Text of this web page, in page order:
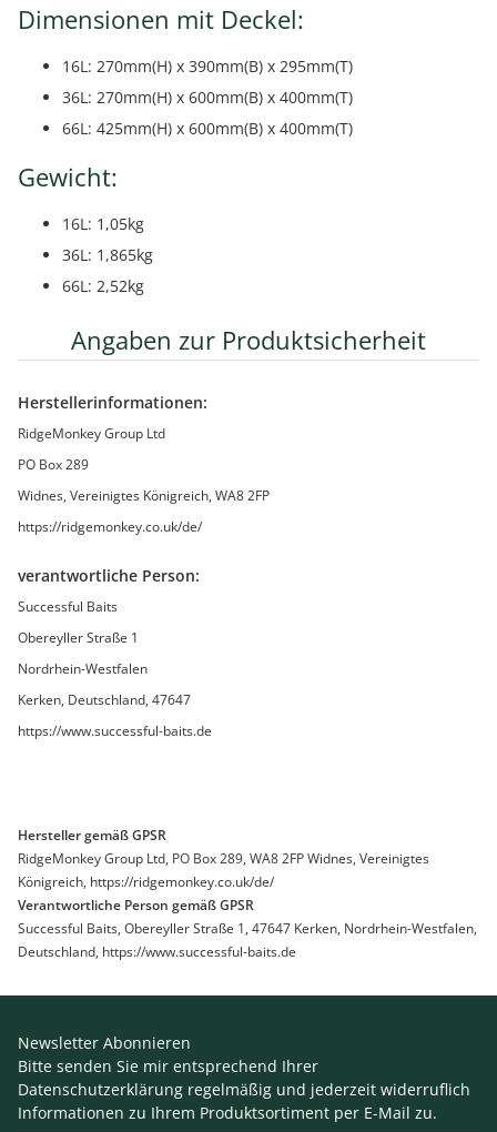
Dimensionen mit Deckel:
16L: 270mm(H) x 390mm(B) x 295mm(T)
36L: 270mm(H) x 600mm(B) x 400mm(T)
66L: 425mm(H) x 600mm(B) x 400mm(T)
Gewicht:
16L: 1,05kg
36L: 1,865kg
66L: 2,52kg
Angaben zur Produktsicherheit
Herstellerinformationen:
RidgeMonkey Group Ltd
PO Box 289
Widnes, Vereinigtes Königreich, WA8 2FP
https://ridgemonkey.co.uk/de/
verantwortliche Person:
Successful Baits
Obereyller Straße 1
Nordrhein-Westfalen
Kerken, Deutschland, 47647
https://www.successful-baits.de
Hersteller gemäß GPSR
RidgeMonkey Group Ltd, PO Box 289, WA8 2FP Widnes, Vereinigtes
Königreich, https://ridgemonkey.co.uk/de/
Verantwortliche Person gemäß GPSR
Successful Baits, Obereyller Straße 1, 47647 Kerken, Nordrhein-Westfalen,
Deutschland, https://www.successful-baits.de
Newsletter Abonnieren
Bitte senden Sie mir entsprechend Ihrer
Datenschutzerklärung regelmäßig und jederzeit widerruflich
Informationen zu Ihrem Produktsortiment per E-Mail zu.